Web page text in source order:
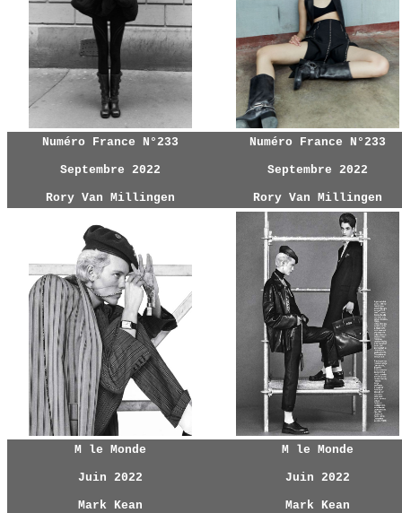
Numéro France N°233
Septembre 2022
Rory Van Millingen
Numéro France N°233
Septembre 2022
Rory Van Millingen
M le Monde
Juin 2022
Mark Kean
M le Monde
Juin 2022
Mark Kean